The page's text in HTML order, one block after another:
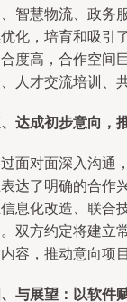
智慧物流、政务
化，培育和吸引
度高，合作空间
人才交流培训、
达成初步意向，
面对面深入沟通
达了明确的合作
息化改造、联合
双方约定将建立
容，推动意向项
与展望：以软件